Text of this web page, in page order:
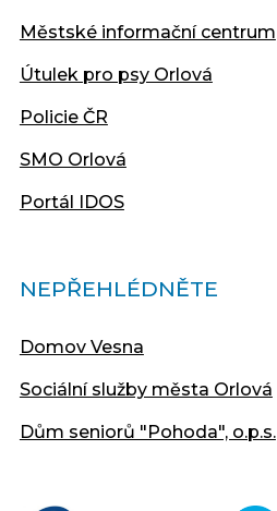
Městské informační centrum
Útulek pro psy Orlová
Policie ČR
SMO Orlová
Portál IDOS
NEPŘEHLÉDNĚTE
Domov Vesna
Sociální služby města Orlová
Dům seniorů "Pohoda", o.p.s.